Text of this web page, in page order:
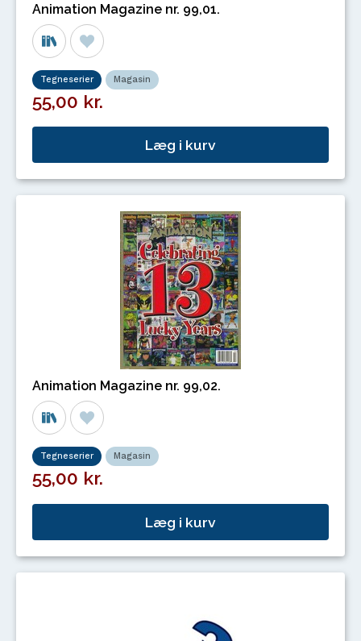
Animation Magazine nr. 99,01.
Tegneserier Magasin
55,00 kr.
Læg i kurv
Animation Magazine nr. 99,02.
Tegneserier Magasin
55,00 kr.
Læg i kurv